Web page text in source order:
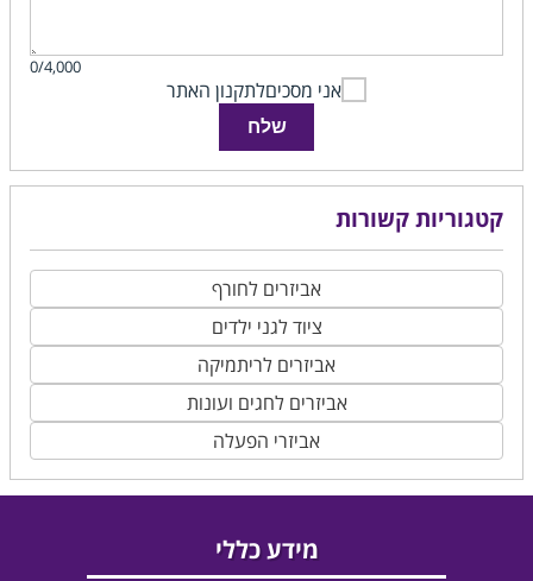
0/4,000
אני מסכיםלתקנון האתר
שלח
קטגוריות קשורות
אביזרים לחורף
ציוד לגני ילדים
אביזרים לריתמיקה
אביזרים לחגים ועונות
אביזרי הפעלה
מידע כללי